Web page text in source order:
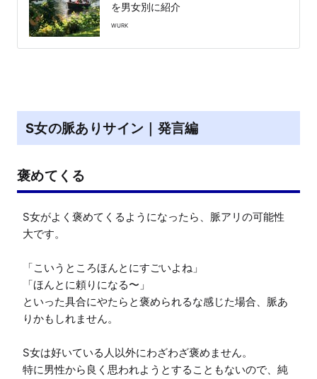
を男女別に紹介
WURK
S女の脈ありサイン｜発言編
褒めてくる
S女がよく褒めてくるようになったら、脈アリの可能性
大です。
「こいうところほんとにすごいよね」
「ほんとに頼りになる〜」
といった具合にやたらと褒められるな感じた場合、脈あ
りかもしれません。
S女は好いている人以外にわざわざ褒めません。
特に男性から良く思われようとすることもないので、純